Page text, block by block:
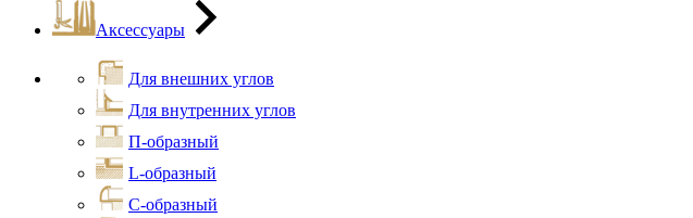
Аксессуары
Для внешних углов
Для внутренних углов
П-образный
L-образный
С-образный